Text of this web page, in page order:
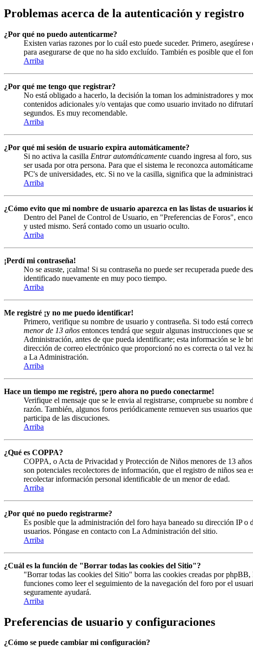
Problemas acerca de la autenticación y registro
¿Por qué no puedo autenticarme?
Existen varias razones por lo cuál esto puede suceder. Primero,
para asegurarse de que no ha sido excluído. También es posible que el
Arriba
¿Por qué me tengo que registrar?
No está obligado a hacerlo, la decisión la toman los administradores y
contenidos adicionales y/o ventajas que como usuario invitado no
segundos. Es muy recomendable.
Arriba
¿Por qué mi sesión de usuario expira automáticamente?
Si no activa la casilla Entrar automáticamente cuando ingresa al foro,
ser usada por otra persona. Para que el sistema le reconozca
PC's de universidades, etc. Si no ve la casilla, significa que la
Arriba
¿Cómo evito que mi nombre de usuario aparezca en las listas de usuarios
Dentro del Panel de Control de Usuario, en "Preferencias de Foros",
y usted mismo. Será contado como un usuario oculto.
Arriba
¡Perdí mi contraseña!
No se asuste, ¡calma! Si su contraseña no puede ser recuperada puede
identificado nuevamente en muy poco tiempo.
Arriba
Me registré ¡y no me puedo identificar!
Primero, verifique su nombre de usuario y contraseña. Si todo está
menor de 13 años entonces tendrá que seguir algunas instrucciones que
Administración, antes de que pueda identificarte; esta información se le
dirección de correo electrónico que proporcionó no es correcta o tal vez
a La Administración.
Arriba
Hace un tiempo me registré, ¡pero ahora no puedo conectarme!
Verifique el mensaje que se le envia al registrarse, compruebe su
razón. También, algunos foros periódicamente remueven sus usuarios
participa de las discuciones.
Arriba
¿Qué es COPPA?
COPPA, o Acta de Privacidad y Protección de Niños menores de 13
son potenciales recolectores de información, que el registro de niños
recolectar información personal identificable de un menor de edad.
Arriba
¿Por qué no puedo registrarme?
Es posible que la administración del foro haya baneado su dirección IP
usuarios. Póngase en contacto con La Administración del sitio.
Arriba
¿Cuál es la función de "Borrar todas las cookies del Sitio"?
"Borrar todas las cookies del Sitio" borra las cookies creadas por
funciones como leer el seguimiento de la navegación del foro por el
seguramente ayudará.
Arriba
Preferencias de usuario y configuraciones
¿Cómo se puede cambiar mi configuración?